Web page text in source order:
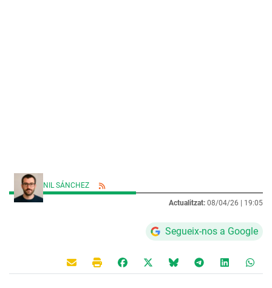
NIL SÁNCHEZ
Actualitzat: 08/04/26 | 19:05
Segueix-nos a Google